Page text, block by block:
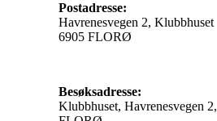
Postadresse:
Havrenesvegen 2, Klubbhuset
6905 FLORØ
Besøksadresse:
Klubbhuset, Havrenesvegen 2,